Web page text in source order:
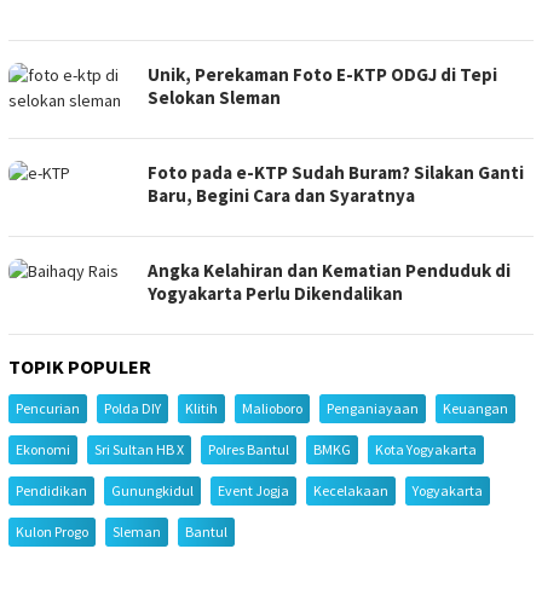
Unik, Perekaman Foto E-KTP ODGJ di Tepi
Selokan Sleman
Foto pada e-KTP Sudah Buram? Silakan Ganti
Baru, Begini Cara dan Syaratnya
Angka Kelahiran dan Kematian Penduduk di
Yogyakarta Perlu Dikendalikan
TOPIK POPULER
Pencurian Polda DIY Klitih Malioboro Penganiayaan Keuangan
Ekonomi Sri Sultan HB X Polres Bantul BMKG Kota Yogyakarta
Pendidikan Gunungkidul Event Jogja Kecelakaan Yogyakarta
Kulon Progo Sleman Bantul